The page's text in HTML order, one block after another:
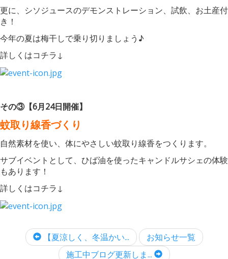
更に、シソジュースのデモンストレーション、試飲、お土産付
き！
今年の夏は梅干しで乗り切りましょう♪
詳しくはコチラ↓
その③【6月24日開催】
蚊取り線香づくり
自然素材を使い、体にやさしい蚊取り線香をつくります。
サブイベントとして、ひば油を使ったキャンドルサシェの体験
もあります！
詳しくはコチラ↓
【夏涼しく、冬温かい...
お知らせ一覧
施工中ブログ更新しま...